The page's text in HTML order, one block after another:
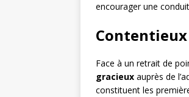
encourager une
Face à un retrait de
gracieux auprès de
constituent les